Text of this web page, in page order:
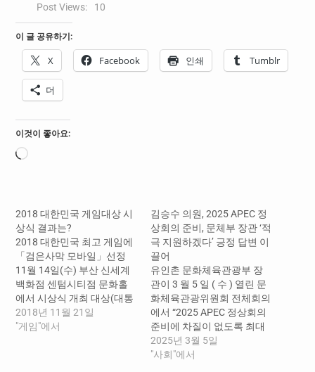
Post Views: 10
이 글 공유하기:
X Facebook 인쇄 Tumblr
더
이것이 좋아요:
로
2018 대한민국 게임대상 시
상식 결과는?
2018 대한민국 최고 게임에
「검은사막 모바일」선정
11월 14일(수) 부산 신세계
백화점 센텀시티점 문화홀
에서 시상식 개최 대상(대통
령상)「검은사막 모바일」,
최우수상(국무총리상) 「 야
2018년 11월 21일
"게임"에서
김승수 의원, 2025 APEC 정
상회의 준비, 문체부 장관 ‘적
극 지원하겠다’ 긍정 답변 이
끌어
유인촌 문화체육관광부 장
관이 3 월 5 일 ( 수 ) 열린 문
화체육관광위원회 전체회의
에서 “2025 APEC 정상회의
준비에 차질이 없도록 최대
한 지원이 필요하다 ” 는 김
승수 의원의 요청에 “ 적극
2025년 3월 5일
"사회"에서